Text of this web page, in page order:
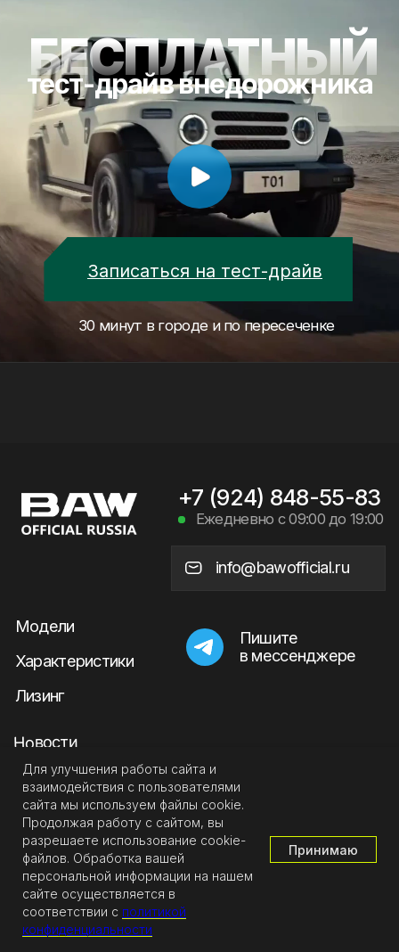
Для улучшения работы сайта и
взаимодействия с пользователями
сайта мы используем файлы cookie.
Продолжая работу с сайтом, вы
разрешаете использование cookie-
файлов. Обработка вашей
персональной информации на нашем
сайте осуществляется в
соответствии с политикой
конфиденциальности
Принимаю